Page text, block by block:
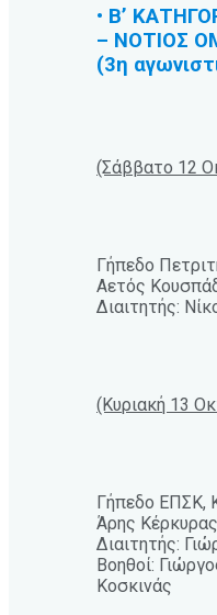
• Β’
– ΝΟΤΙΟΣ
(3η
(Σάββατο 12
Γήπεδο
Αετός
Διαιτητής:
(Κυριακή 13
Γήπεδο ΕΠΣΚ,
Άρης
Διαιτητής:
Βοηθοί:
Κοσκινάς